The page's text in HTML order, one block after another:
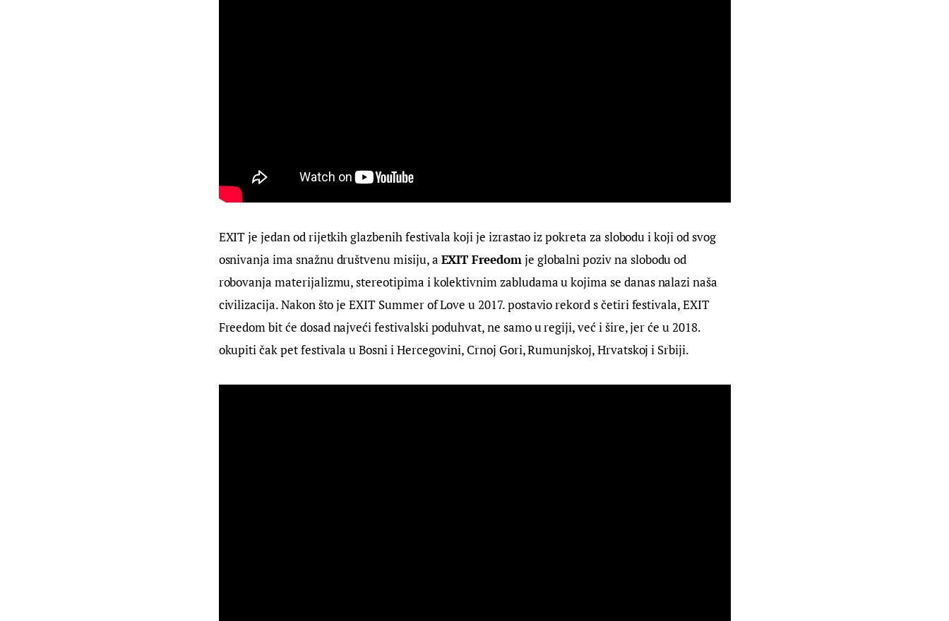
EXIT je jedan od rijetkih glazbenih festivala koji je izrastao iz pokreta za slobodu i koji od svog
osnivanja ima snažnu društvenu misiju, a EXIT Freedom je globalni poziv na slobodu od
robovanja materijalizmu, stereotipima i kolektivnim zabludama u kojima se danas nalazi naša
civilizacija. Nakon što je EXIT Summer of Love u 2017. postavio rekord s četiri festivala, EXIT
Freedom bit će dosad najveći festivalski poduhvat, ne samo u regiji, već i šire, jer će u 2018.
okupiti čak pet festivala u Bosni i Hercegovini, Crnoj Gori, Rumunjskoj, Hrvatskoj i Srbiji.